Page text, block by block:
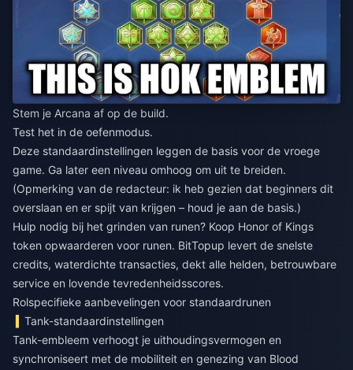
Stem je Arcana af op de build.
Test het in de oefenmodus.
Deze standaardinstellingen leggen de basis voor de vroege
game. Ga later een niveau omhoog om uit te breiden.
(Opmerking van de redacteur: ik heb gezien dat beginners dit
overslaan en er spijt van krijgen – houd je aan de basis.)
Hulp nodig bij het grinden van runen? Koop Honor of Kings
token opwaarderen voor runen. BitTopup levert de snelste
credits, waterdichte transacties, dekt alle helden, betrouwbare
service en lovende tevredenheidsscores.
Rolspecifieke aanbevelingen voor standaardrunen
Tank-standaardinstellingen
Tank-embleem verhoogt je uithoudingsvermogen en
synchroniseert met de mobiliteit en genezing van Blood